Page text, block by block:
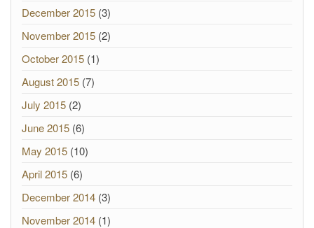
December 2015 (3)
November 2015 (2)
October 2015 (1)
August 2015 (7)
July 2015 (2)
June 2015 (6)
May 2015 (10)
April 2015 (6)
December 2014 (3)
November 2014 (1)